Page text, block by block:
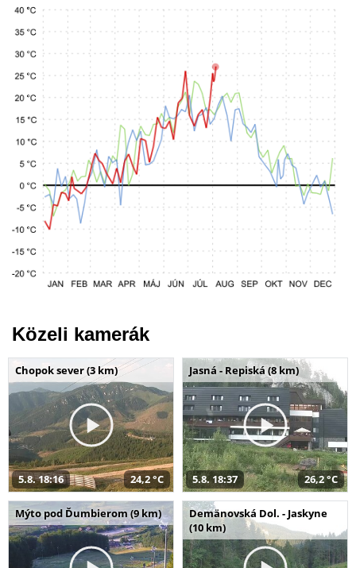
Közeli kamerák
Chopok sever (3 km)
5.8. 18:16 24,2 °C
Jasná - Repiská (8 km)
5.8. 18:37 26,2 °C
Mýto pod Ďumbierom (9 km)
Demänovská Dol. - Jaskyne
(10 km)